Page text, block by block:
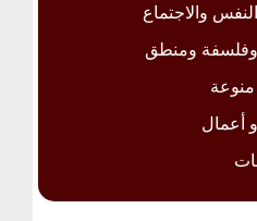
والاجتماع
ومنطق
أعمال